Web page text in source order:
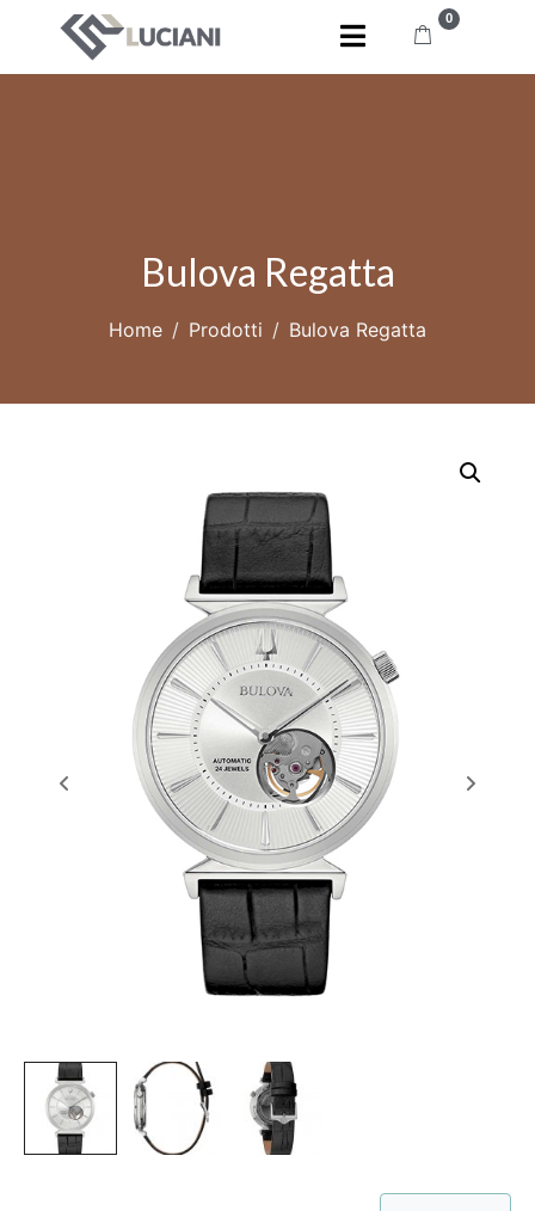
0
Bulova Regatta
Home Prodotti Bulova Regatta